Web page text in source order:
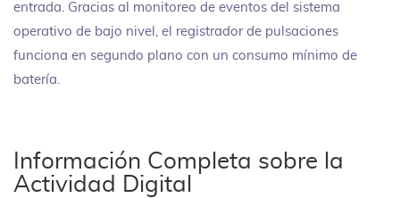
entrada. Gracias al monitoreo de eventos del sistema
operativo de bajo nivel, el registrador de pulsaciones
funciona en segundo plano con un consumo mínimo de
batería.
Información Completa sobre la
Actividad Digital